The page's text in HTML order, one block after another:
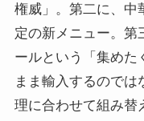
権威」。第二に、中
定の新メニュー。第
ールという「集めた
まま輸入するので
理に合わせて組み替